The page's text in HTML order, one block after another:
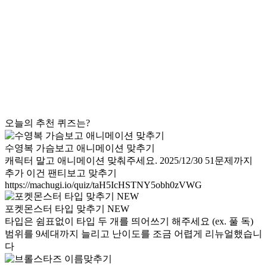
오늘의 추천 퀴즈는?
수영복 가슴보고 애니메이션 맞추기
캐릭터 말고 애니메이션 맞춰주세요. 2025/12/30 51문제까지
추가 이건 팬티보고 맞추기
https://machugi.io/quiz/taH5IcHSTNY5obh0zVWG
포켓몬스터 타입 맞추기 NEW
타입은 쉼표없이 타입 두 개를 띄어쓰기 해주세요 (ex. 풀 독)
범위를 9세대까지 늘리고 난이도를 조금 어렵게 리뉴얼했습니
다